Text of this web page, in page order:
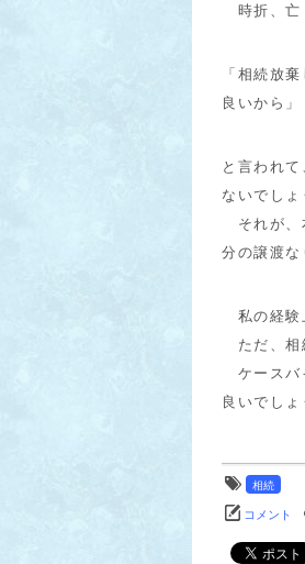
時折、亡
「相続放
良いから」
と言われ
ないでしょ
それが、
分の譲渡な
私の経験
ただ、相
ケースバ
良いでしょ
相続
コメント